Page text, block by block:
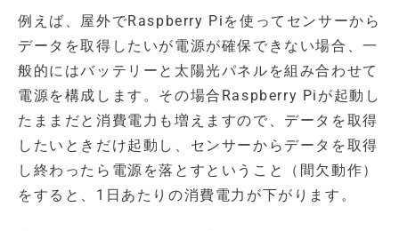
例えば、屋外でRaspberry Piを使ってセンサーから
データを取得したいが電源が確保できない場合、一
般的にはバッテリーと太陽光パネルを組み合わせて
電源を構成します。その場合Raspberry Piが起動し
たままだと消費電力も増えますので、データを取得
したいときだけ起動し、センサーからデータを取得
し終わったら電源を落とすということ（間欠動作）
をすると、1日あたりの消費電力が下がります。